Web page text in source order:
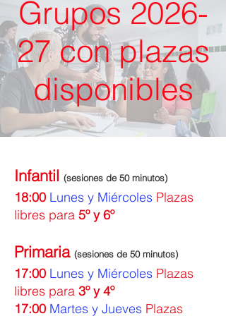
Grupos 2026-
27 con plazas
disponibles
Infantil (sesiones de 50 minutos)
18:00 Lunes y Miércoles Plazas
libres para 5º y 6º
Primaria (sesiones de 50 minutos)
17:00 Lunes y Miércoles Plazas
libres para 3º y 4º
17:00 Martes y Jueves Plazas